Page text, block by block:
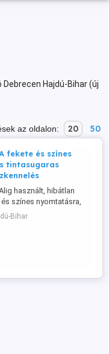
Hajdú-Bihar (új
az oldalon: 20 50
fekete és színes
tintasugaras
használt, hibátlan
színes nyomtatásra,
alkalmas.
max. 4800 1200 dpi
Bihar